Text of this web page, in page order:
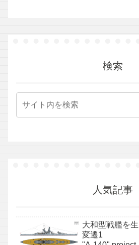
検索
人気記事
大和型戦艦を
変遷1